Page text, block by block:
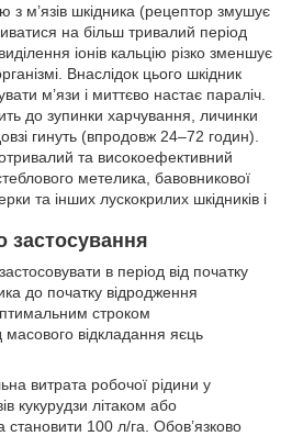
з м’язів шкідника (рецептор змушує
на більш тривалий період
іонів кальцію різко зменшує
Внаслідок цього шкідник
м’язи і миттєво настає параліч.
до зупинки харчування, личинки
гинуть (впродовж 24–72 годин).
та високоефективний
метелика, бавовникової
та інших лускокрилих шкідників і
застосування
в період від початку
до початку відродження
строком
масового відкладання яєць
витрата робочої рідини у
кукурудзи літаком або
становити 100 л/га. Обов’язково